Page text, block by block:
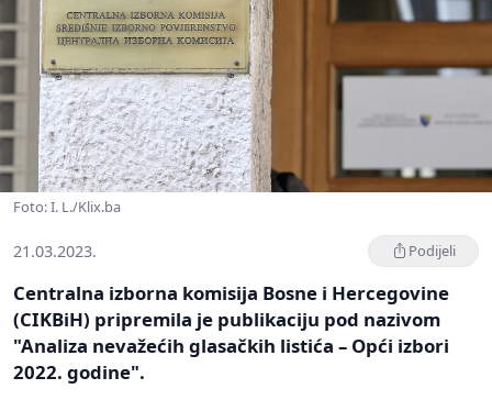
Foto: I. L./Klix.ba
21.03.2023. Podijeli
Centralna izborna komisija Bosne i Hercegovine
(CIKBiH) pripremila je publikaciju pod nazivom
"Analiza nevažećih glasačkih listića – Opći izbori
2022. godine".